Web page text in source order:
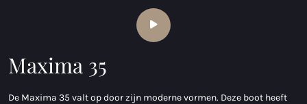
Maxima 35
De Maxima 35 valt op door zijn moderne vormen. Deze boot heeft